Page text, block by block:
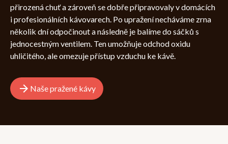
přirozená chuť a zároveň se dobře připravovaly v domácích
i profesionálních kávovarech. Po upražení necháváme zrna
několik dní odpočinout a následně je balíme do sáčků s
jednocestným ventilem. Ten umožňuje odchod oxidu
uhličitého, ale omezuje přístup vzduchu ke kávě.
Naše pražené kávy